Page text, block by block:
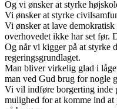
Og vi ønsker at styrke
Vi ønsker at styrke
Vi ønsker at lave
overhovedet ikke har set før.
Og når vi kigger på at styrke
regeringsgrundlaget.
Man bliver virkelig glad i
man ved Gud brug for nogle
Vi vil indføre borgerting inde
mulighed for at komme ind